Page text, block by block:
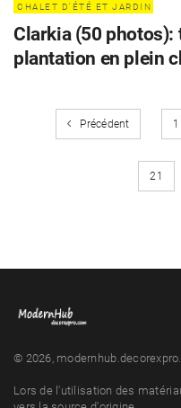
Clarkia (50 photos):
plantation en plein
CHALET D'ÉTÉ ET JARDIN
Précédent 1
21
© 2026,
Lors de l'utilisation des